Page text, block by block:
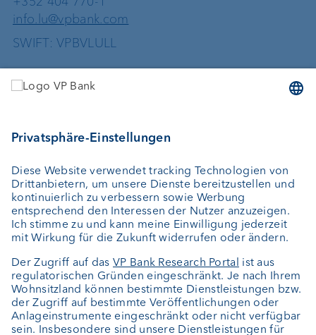
info.lu@vpbank.com
SWIFT: VPBVLULL
Dienstleistungen
Vermögensverwaltung
Vermögensplanung
Depotbank
Externer Vermögensverwalter
Private Label Fonds
Investment Consulting
Über uns
Portrait
Jobs
News